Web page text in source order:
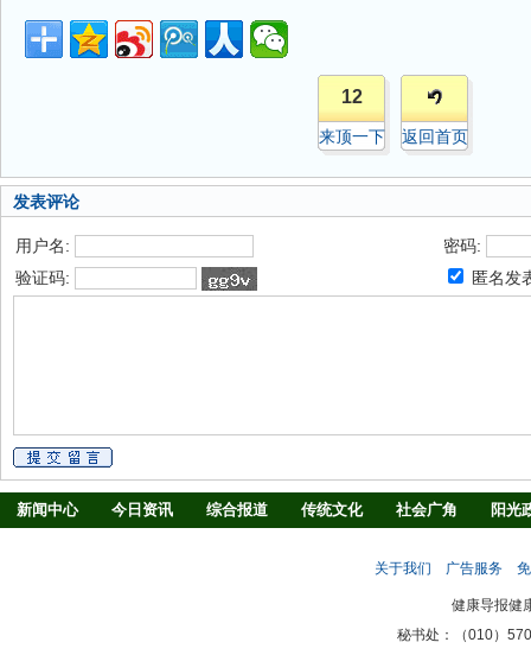
12
来顶一下 返回首页
发表评论
用户名:
密码:
验证码:
匿名发
新闻中心 今日资讯 综合报道 传统文化 社会广角
阳光
关于我们 广告服务
健康导报健
秘书处：（010）